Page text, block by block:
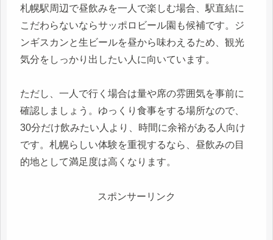
札幌駅周辺で昼飲みを一人で楽しむ場合、駅直結に
こだわらないならサッポロビール園も候補です。ジ
ンギスカンと生ビールを昼から味わえるため、観光
気分をしっかり出したい人に向いています。
ただし、一人で行く場合は量や席の雰囲気を事前に
確認しましょう。ゆっくり食事をする場所なので、
30分だけ飲みたい人より、時間に余裕がある人向け
です。札幌らしい体験を重視するなら、昼飲みの目
的地として満足度は高くなります。
スポンサーリンク